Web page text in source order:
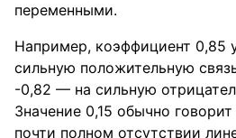
переменными.
Например, коэффициент 0,85
сильную положительную
-0,82 — на сильную
Значение 0,15 обычно
почти полном отсутствии